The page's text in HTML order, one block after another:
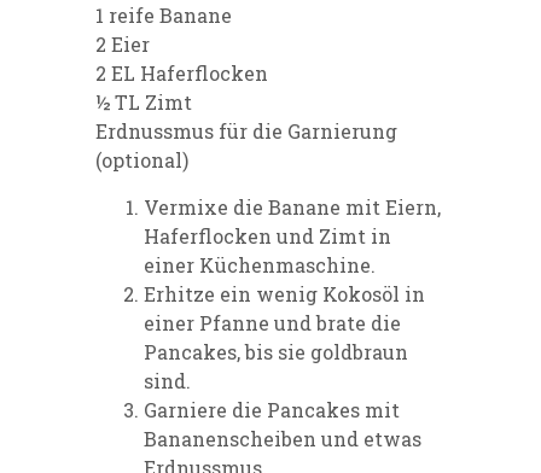
1 reife Banane
2 Eier
2 EL Haferflocken
½ TL Zimt
Erdnussmus für die Garnierung
(optional)
Vermixe die Banane mit Eiern,
Haferflocken und Zimt in
einer Küchenmaschine.
Erhitze ein wenig Kokosöl in
einer Pfanne und brate die
Pancakes, bis sie goldbraun
sind.
Garniere die Pancakes mit
Bananenscheiben und etwas
Erdnussmus.